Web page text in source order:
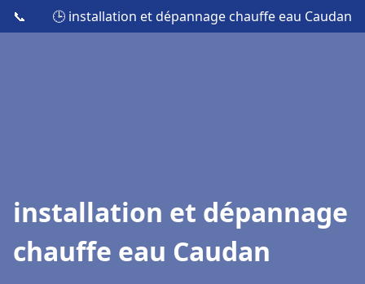
📞 🕒 installation et dépannage chauffe eau Caudan
installation et dépannage
chauffe eau Caudan